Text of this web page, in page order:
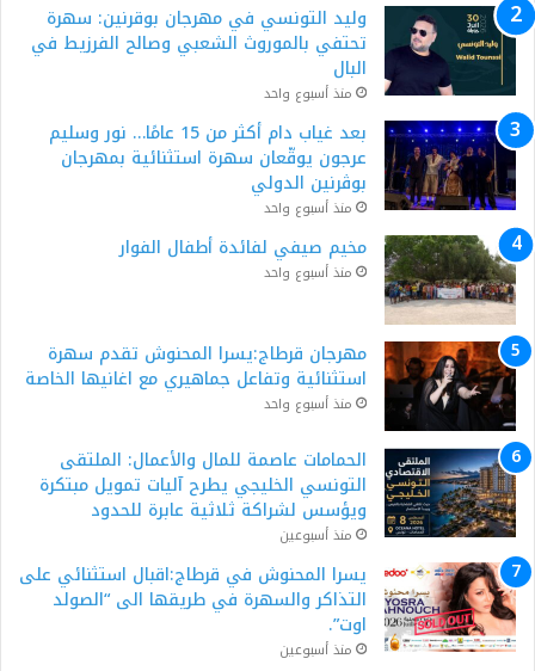
وليد التونسي في مهرجان بوقرنين: سهرة
تحتفي بالموروث الشعبي وصالح الفرزيط في
البال
منذ أسبوع واحد
بعد غياب دام أكثر من 15 عامًا… نور وسليم
عرجون يوقّعان سهرة استثنائية بمهرجان
بوڨرنين الدولي
منذ أسبوع واحد
مخيم صيفي لفائدة أطفال الفوار
منذ أسبوع واحد
مهرجان قرطاج:يسرا المحنوش تقدم سهرة
استثنائية وتفاعل جماهيري مع اغانيها الخاصة
منذ أسبوع واحد
الحمامات عاصمة للمال والأعمال: الملتقى
التونسي الخليجي يطرح آليات تمويل مبتكرة
ويؤسس لشراكة ثلاثية عابرة للحدود
منذ أسبوعين
يسرا المحنوش في قرطاج:اقبال استثنائي على
التذاكر والسهرة في طريقها الى “الصولد
اوت”.
منذ أسبوعين